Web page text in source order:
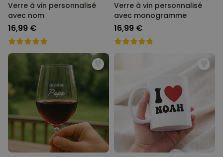
Verre à vin personnalisé
avec nom
16,99 €
Verre à vin personnalisé
avec monogramme
16,99 €